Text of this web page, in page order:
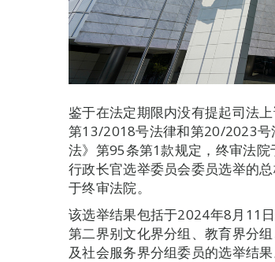
鉴于在法定期限内没有提起司法
第13/2018号法律和第20/2023
法》第95条第1款规定，终审法
行政长官选举委员会委员选举的
于终审法院。
该选举结果包括于2024年8月11
第二界别文化界分组、教育界分
及社会服务界分组委员的选举结果